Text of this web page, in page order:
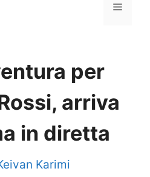
MENU
per
arriva
in diretta
Karimi